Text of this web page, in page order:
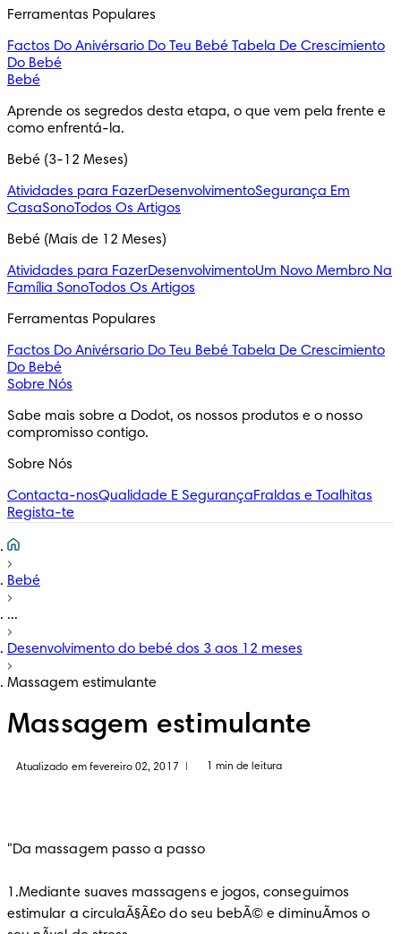
Ferramentas Populares
Factos Do Anivérsario Do Teu Bebé Tabela De Crescimiento
Do Bebé
Bebé
Aprende os segredos desta etapa, o que vem pela frente e
como enfrentá-la.
Bebé (3-12 Meses)
Atividades para FazerDesenvolvimentoSegurança Em
CasaSonoTodos Os Artigos
Bebé (Mais de 12 Meses)
Atividades para FazerDesenvolvimentoUm Novo Membro Na
Família SonoTodos Os Artigos
Ferramentas Populares
Factos Do Anivérsario Do Teu Bebé Tabela De Crescimiento
Do Bebé
Sobre Nós
Sabe mais sobre a Dodot, os nossos produtos e o nosso
compromisso contigo.
Sobre Nós
Contacta-nosQualidade E SegurançaFraldas e Toalhitas
Regista-te
Bebé
...
Desenvolvimento do bebé dos 3 aos 12 meses
Massagem estimulante
Massagem estimulante
Atualizado em fevereiro 02, 2017 1 min de leitura
"Da massagem passo a passo
1.Mediante suaves massagens e jogos, conseguimos
estimular a circulaÃ§Ã£o do seu bebÃ© e diminuÃ­mos o